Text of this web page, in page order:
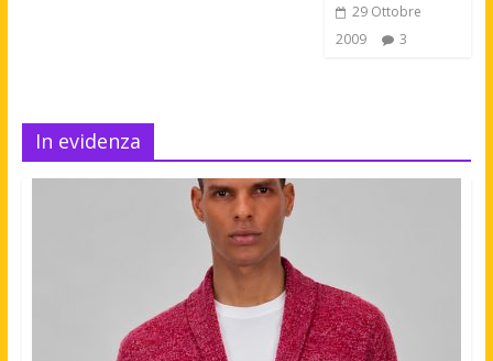
29 Ottobre
2009
3
In evidenza